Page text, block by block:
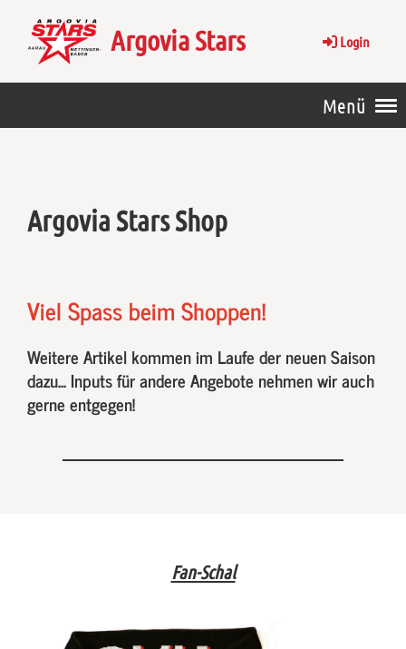
Argovia Stars Login
Menü
Argovia Stars Shop
Viel Spass beim Shoppen!
Weitere Artikel kommen im Laufe der neuen Saison
dazu... Inputs für andere Angebote nehmen wir auch
gerne entgegen!
Fan-Schal